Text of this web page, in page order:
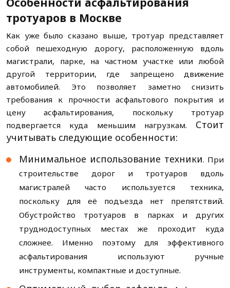
тротуаров в Москве
Как уже было сказано выше, тротуар представляет
собой пешеходную дорогу, расположенную вдоль
магистрали, парке, на частном участке или любой
другой территории, где запрещено движение
автомобилей. Это позволяет заметно снизить
требования к прочности асфальтового покрытия и
цену асфальтирования, поскольку тротуар
подвергается куда меньшим нагрузкам. Стоит
учитывать следующие особенности:
Минимальное использование техники. При
строительстве дорог и тротуаров вдоль
магистралей часто используется техника,
поскольку для её подъезда нет препятствий.
Обустройство тротуаров в парках и других
труднодоступных местах же проходит куда
сложнее. Именно поэтому для эффективного
асфальтирования используют ручные
инструменты, компактные и доступные.